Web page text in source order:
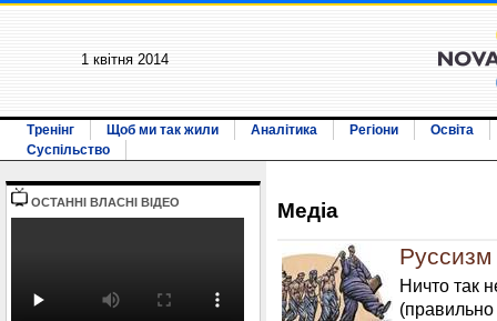
1 квiтня 2014
Тренінг Щоб ми так жили Аналітика Регіони
Освіта
Суспільство
ОСТАННI ВЛАСНI ВIДЕО Медiа
Ничто так